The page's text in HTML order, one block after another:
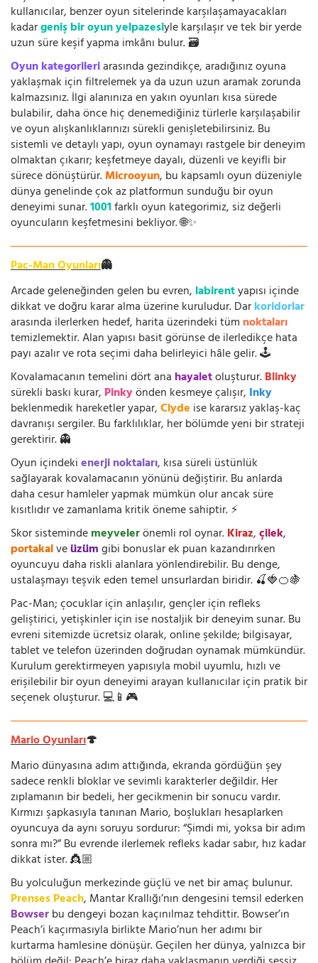
kullanıcılar, benzer oyun sitelerinde karşılaşamayacakları
kadargeniş bir oyun yelpazesiyle karşılaşır ve tek bir yerde
uzun süre keşif yapma imkânı bulur. 🗃️
Oyun kategorileriarasında gezindikçe, aradığınız oyuna
yaklaşmak için filtrelemek ya da uzun uzun aramak zorunda
kalmazsınız. İlgi alanınıza en yakın oyunları kısa sürede
bulabilir, daha önce hiç denemediğiniz türlerle karşılaşabilir
ve oyun alışkanlıklarınızı sürekli genişletebilirsiniz. Bu
sistemli ve detaylı yapı, oyun oynamayı rastgele bir deneyim
olmaktan çıkarır; keşfetmeye dayalı, düzenli ve keyifli bir
sürece dönüştürür.Microoyun, bu kapsamlı oyun düzeniyle
dünya genelinde çok az platformun sunduğu bir oyun
deneyimi sunar.1001farklı oyun kategorimiz, siz değerli
oyuncuların keşfetmesini bekliyor. 🌐✨
Pac-Man Oyunları👻
Arcade geleneğinden gelen bu evren, labirentyapısı içinde
dikkat ve doğru karar alma üzerine kuruludur. Darkoridorlar
arasında ilerlerken hedef, harita üzerindeki tüm noktaları
temizlemektir. Alan yapısı basit görünse de ilerledikçe hata
payı azalır ve rota seçimi daha belirleyici hâle gelir. 🕹️
Kovalamacanın temelini dört ana hayaletoluşturur.Blinky
sürekli baskı kurar, Pinkyönden kesmeye çalışır, Inky
beklenmedik hareketler yapar,Clyde ise kararsız yaklaş-kaç
davranışı sergiler. Bu farklılıklar, her bölümde yeni bir strateji
gerektirir. 👻
Oyun içindekienerji noktaları, kısa süreli üstünlük
sağlayarak kovalamacanın yönünü değiştirir. Bu anlarda
daha cesur hamleler yapmak mümkün olur ancak süre
kısıtlıdır ve zamanlama kritik öneme sahiptir. ⚡
Skor sistemindemeyvelerönemli rol oynar.Kiraz,çilek,
portakalveüzümgibi bonuslar ek puan kazandırırken
oyuncuyu daha riskli alanlara yönlendirebilir. Bu denge,
ustalaşmayı teşvik eden temel unsurlardan biridir. 🍒🍓🍊🍇
Pac-Man; çocuklar için anlaşılır, gençler için refleks
geliştirici, yetişkinler için ise nostaljik bir deneyim sunar. Bu
evreni sitemizde ücretsiz olarak, online şekilde; bilgisayar,
tablet ve telefon üzerinden doğrudan oynamak mümkündür.
Kurulum gerektirmeyen yapısıyla mobil uyumlu, hızlı ve
erişilebilir bir oyun deneyimi arayan kullanıcılar için pratik bir
seçenek oluşturur. 💻📱🎮
Mario Oyunları🍄
Mario dünyasına adım attığında, ekranda gördüğün şey
sadece renkli bloklar ve sevimli karakterler değildir. Her
zıplamanın bir bedeli, her gecikmenin bir sonucu vardır.
Kırmızı şapkasıyla tanınan Mario, boşlukları hesaplarken
oyuncuya da aynı soruyu sordurur: “Şimdi mi, yoksa bir adım
sonra mı?” Bu evrende ilerlemek refleks kadar sabır, hız kadar
dikkat ister. 👸🏼
Bu yolculuğun merkezinde güçlü ve net bir amaç bulunur.
Prenses Peach, Mantar Krallığı’nın dengesini temsil ederken
Bowserbu dengeyi bozan kaçınılmaz tehdittir. Bowser’ın
Peach’i kaçırmasıyla birlikte Mario’nun her adımı bir
kurtarma hamlesine dönüşür. Geçilen her dünya, yalnızca bir